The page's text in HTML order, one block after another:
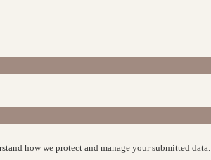
how we protect and manage your submitted data.